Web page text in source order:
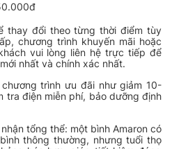
thay đổi theo từng thời điểm tùy
chương trình khuyến mãi hoặc
vui lòng liên hệ trực tiếp để
nhất và chính xác nhất.
trình ưu đãi như giảm 10-
tra điện miễn phí, bảo dưỡng định
tổng thể: một bình Amaron có
thông thường, nhưng tuổi thọ